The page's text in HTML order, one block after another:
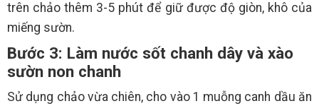
trên chảo thêm 3-5 phút để giữ được độ giòn, khô của
miếng sườn.
Bước 3: Làm nước sốt chanh dây và xào
sườn non chanh
Sử dụng chảo vừa chiên, cho vào 1 muỗng canh dầu ăn